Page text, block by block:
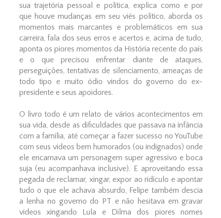
sua trajetória pessoal e política, explica como e por
que houve mudanças em seu viés político, aborda os
momentos mais marcantes e problemáticos em sua
carreira, fala dos seus erros e acertos e, acima de tudo,
aponta os piores momentos da História recente do país
e o que precisou enfrentar diante de ataques,
perseguições, tentativas de silenciamento, ameaças de
todo tipo e muito ódio vindos do governo do ex-
presidente e seus apoidores.
O livro todo é um relato de vários acontecimentos em
sua vida, desde as dificuldades que passava na infância
com a família, até começar a fazer sucesso no YouTube
com seus videos bem humorados (ou indignados) onde
ele encarnava um personagem super agressivo e boca
suja (eu acompanhava inclusive). E aproveitando essa
pegada de reclamar, xingar, expor ao ridículo e apontar
tudo o que ele achava absurdo, Felipe também descia
a lenha no governo do PT e não hesitava em gravar
videos xingando Lula e Dilma dos piores nomes